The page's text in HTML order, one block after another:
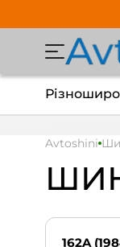
Avtoshini
162A